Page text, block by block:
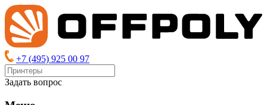
+7 (495) 925 00 97
Задать вопрос